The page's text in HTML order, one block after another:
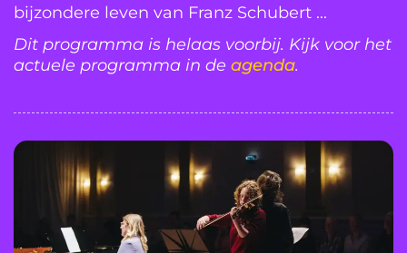
bijzondere leven van Franz Schubert ...
Dit programma is helaas voorbij. Kijk voor het
actuele programma in de agenda.